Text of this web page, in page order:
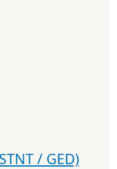
/ GED)